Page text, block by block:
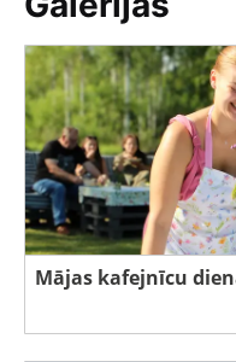
Mājas kafejnīcu